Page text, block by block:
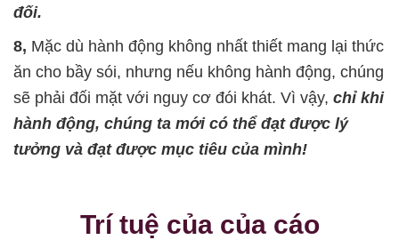
đối.
8, Mặc dù hành động không nhất thiết mang lại thức
ăn cho bầy sói, nhưng nếu không hành động, chúng
sẽ phải đối mặt với nguy cơ đói khát. Vì vậy, chỉ khi
hành động, chúng ta mới có thể đạt được lý
tưởng và đạt được mục tiêu của mình!
Trí tuệ của của cáo